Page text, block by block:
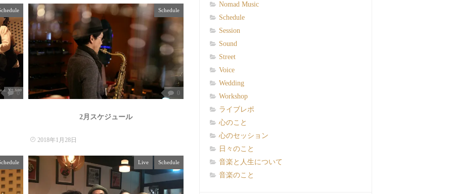
0
Schedule
0
2月スケジュール
2018年1月28日
Live Schedule
Nomad Music
Schedule
Session
Sound
Street
Voice
Wedding
Workshop
ライブレポ
心のこと
心のセッション
日々のこと
音楽と人生について
音楽のこと